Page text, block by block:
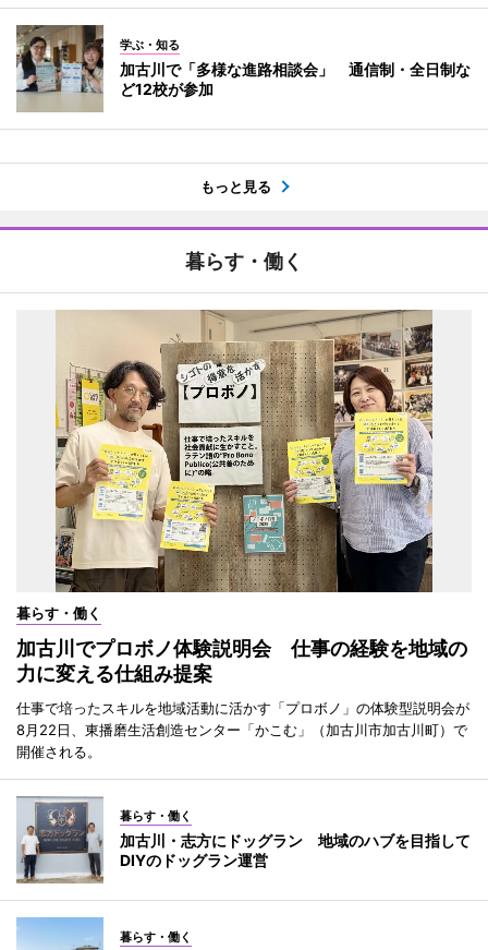
学ぶ・知る
加古川で「多様な進路相談会」 通信制・全日制な
ど12校が参加
もっと見る
暮らす・働く
暮らす・働く
加古川でプロボノ体験説明会 仕事の経験を地域の
力に変える仕組み提案
仕事で培ったスキルを地域活動に活かす「プロボノ」の体験型説明会が
8月22日、東播磨生活創造センター「かこむ」（加古川市加古川町）で
開催される。
暮らす・働く
加古川・志方にドッグラン 地域のハブを目指して
DIYのドッグラン運営
暮らす・働く